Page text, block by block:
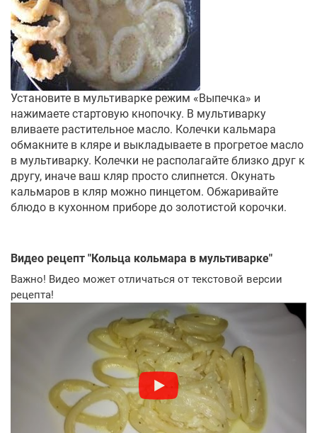
Установите в мультиварке режим «Выпечка» и
нажимаете стартовую кнопочку. В мультиварку
вливаете растительное масло. Колечки кальмара
обмакните в кляре и выкладываете в прогретое масло
в мультиварку. Колечки не располагайте близко друг к
другу, иначе ваш кляр просто слипнется. Окунать
кальмаров в кляр можно пинцетом. Обжаривайте
блюдо в кухонном приборе до золотистой корочки.
Видео рецепт "Кольца кольмара в мультиварке"
Важно! Видео может отличаться от текстовой версии
рецепта!